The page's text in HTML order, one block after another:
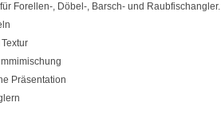
Forellen-, Döbel-, Barsch- und Raubfischangler.
Präsentation